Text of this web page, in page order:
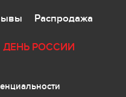
Распродажа
ДЕНЬ РОССИИ